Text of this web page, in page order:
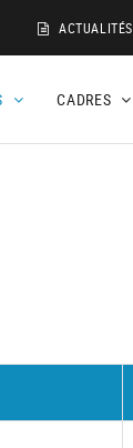
ACTUALITÉS
CADRES